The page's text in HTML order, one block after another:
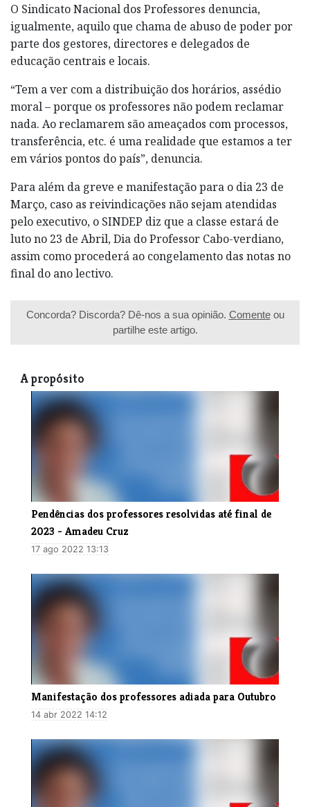
O Sindicato Nacional dos Professores denuncia,
igualmente, aquilo que chama de abuso de poder por
parte dos gestores, directores e delegados de
educação centrais e locais.
“Tem a ver com a distribuição dos horários, assédio
moral – porque os professores não podem reclamar
nada. Ao reclamarem são ameaçados com processos,
transferência, etc. é uma realidade que estamos a ter
em vários pontos do país”, denuncia.
Para além da greve e manifestação para o dia 23 de
Março, caso as reivindicações não sejam atendidas
pelo executivo, o SINDEP diz que a classe estará de
luto no 23 de Abril, Dia do Professor Cabo-verdiano,
assim como procederá ao congelamento das notas no
final do ano lectivo.
Concorda? Discorda? Dê-nos a sua opinião. Comenteou
partilhe este artigo.
A propósito
Pendências dos professores resolvidas até final de
2023 - Amadeu Cruz
17 ago 2022 13:13
Manifestação dos professores adiada para Outubro
14 abr 2022 14:12